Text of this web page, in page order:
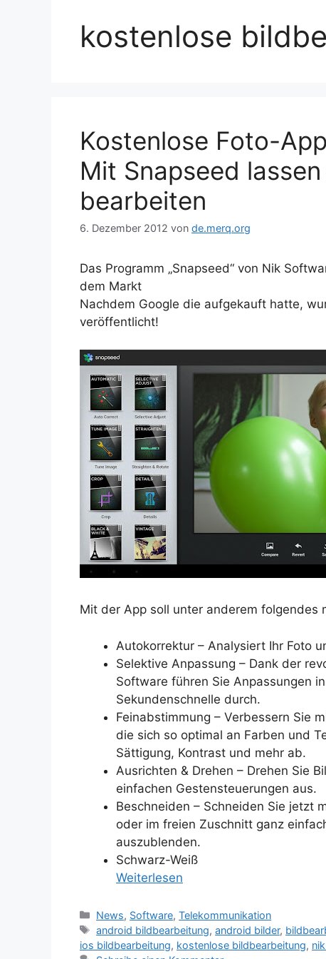
kostenlose
Kostenlose Foto-
Mit Snapseed
bearbeiten
6. Dezember 2012 von de.merq.org
Das Programm „Snapseed“ von Nik
dem Markt
Nachdem Google die aufgekauft hatte,
veröffentlicht!
Mit der App soll unter anderem folgendes
Autokorrektur – Analysiert Ihr Foto
Selektive Anpassung – Dank der
Software führen Sie Anpassungen
Sekundenschnelle durch.
Feinabstimmung – Verbessern Sie
die sich so optimal an Farben und
Sättigung, Kontrast und mehr ab.
Ausrichten & Drehen – Drehen Sie
einfachen Gestensteuerungen aus.
Beschneiden – Schneiden Sie jetzt
oder im freien Zuschnitt ganz
auszublenden.
Schwarz-Weiß
Weiterlesen
Kategorien
News, Software,Telekommunikation
Schlagwörter
android bildbearbeitung,android bilder,
ios bildbearbeitung, kostenlose bildbearbeitung,